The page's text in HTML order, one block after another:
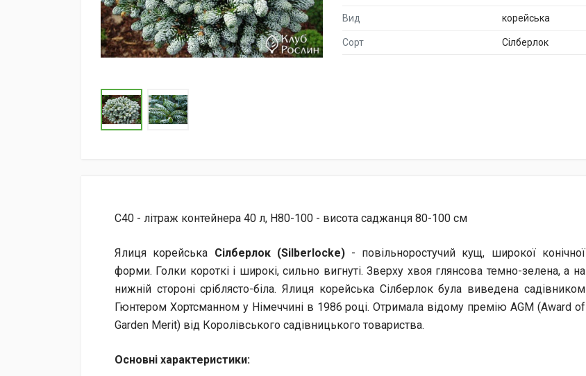
Вид корейська
Сорт Сілберлок
C40 - літраж контейнера 40 л, H80-100 - висота саджанця 80-100 см
Ялиця корейська Сілберлок (Silberlocke) - повільноростучий кущ, широкої конічної
форми. Голки короткі і широкі, сильно вигнуті. Зверху хвоя глянсова темно-зелена, а на
нижній стороні сріблясто-біла. Ялиця корейська Сілберлок була виведена садівником
Гюнтером Хортсманном у Німеччині в 1986 році. Отримала відому премію AGM (Award of
Garden Merit) від Королівського садівницького товариства.
Основні характеристики: